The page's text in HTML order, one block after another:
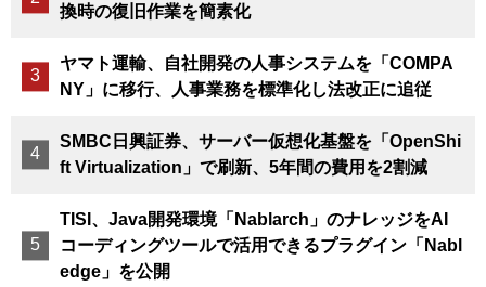
換時の復旧作業を簡素化
ヤマト運輸、自社開発の人事システムを「COMPA
NY」に移行、人事業務を標準化し法改正に追従
SMBC日興証券、サーバー仮想化基盤を「OpenShi
ft Virtualization」で刷新、5年間の費用を2割減
TISI、Java開発環境「Nablarch」のナレッジをAI
コーディングツールで活用できるプラグイン「Nabl
edge」を公開